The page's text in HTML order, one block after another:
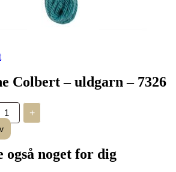
Colbert – uldgarn – 7326
+
også noget for dig